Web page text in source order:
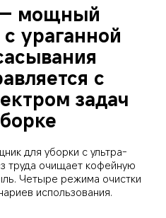
мощный
ураганной
с
задач
для уборки с ультра-
труда очищает кофейную
Четыре режима очистки
использования.